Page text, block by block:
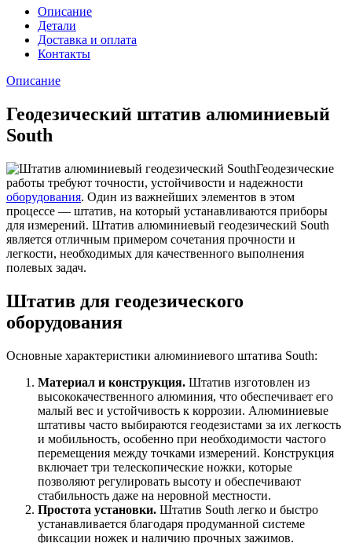
Описание
Детали
Доставка и оплата
Контакты
Описание
Геодезический штатив алюминиевый
South
Геодезические
работы требуют точности, устойчивости и надежности
оборудования. Один из важнейших элементов в этом
процессе — штатив, на который устанавливаются приборы
для измерений. Штатив алюминиевый геодезический South
является отличным примером сочетания прочности и
легкости, необходимых для качественного выполнения
полевых задач.
Штатив для геодезического
оборудования
Основные характеристики алюминиевого штатива South:
Материал и конструкция. Штатив изготовлен из
высококачественного алюминия, что обеспечивает его
малый вес и устойчивость к коррозии. Алюминиевые
штативы часто выбираются геодезистами за их легкость
и мобильность, особенно при необходимости частого
перемещения между точками измерений. Конструкция
включает три телескопические ножки, которые
позволяют регулировать высоту и обеспечивают
стабильность даже на неровной местности.
Простота установки. Штатив South легко и быстро
устанавливается благодаря продуманной системе
фиксации ножек и наличию прочных зажимов.